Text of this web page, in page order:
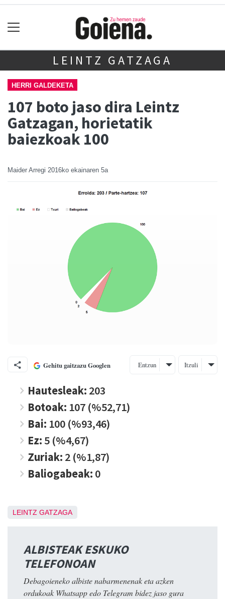
LEINTZ GATZAGA
HERRI GALDEKETA
107 boto jaso dira Leintz
Gatzagan, horietatik
baiezkoak 100
Maider Arregi 2016ko ekainaren 5a
Gehitu gaitzazu Googlen Entzun Itzuli
Hautesleak: 203
Botoak: 107 (%52,71)
Bai: 100 (%93,46)
Ez: 5 (%4,67)
Zuriak: 2 (%1,87)
Baliogabeak: 0
LEINTZ GATZAGA
ALBISTEAK ESKUKO
TELEFONOAN
Debagoieneko albiste nabarmenenak eta azken
ordukoak Whatsapp edo Telegram bidez jaso gura